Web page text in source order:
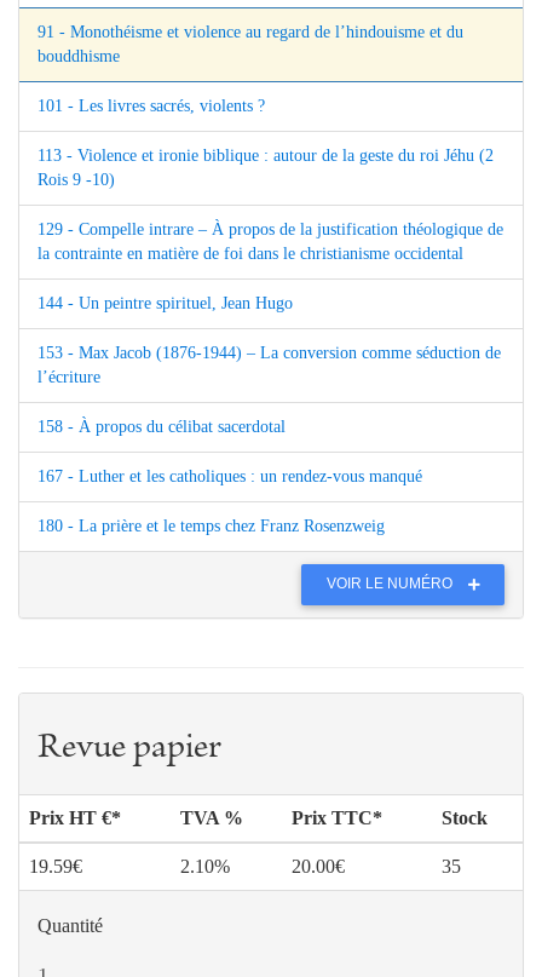
91 - Monothéisme et violence au regard de l’hindouisme et du
bouddhisme
101 - Les livres sacrés, violents ?
113 - Violence et ironie biblique : autour de la geste du roi Jéhu (2
Rois 9 -10)
129 - Compelle intrare – À propos de la justification théologique de
la contrainte en matière de foi dans le christianisme occidental
144 - Un peintre spirituel, Jean Hugo
153 - Max Jacob (1876-1944) – La conversion comme séduction de
l’écriture
158 - À propos du célibat sacerdotal
167 - Luther et les catholiques : un rendez-vous manqué
180 - La prière et le temps chez Franz Rosenzweig
VOIR LE NUMÉRO
Revue papier
Prix HT €* TVA % Prix TTC* Stock
19.59€ 2.10% 20.00€ 35
Quantité